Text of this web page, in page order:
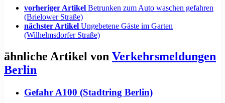
vorheriger Artikel Betrunken zum Auto waschen gefahren
(Brielower Straße)
nächster Artikel Ungebetene Gäste im Garten
(Wilhelmsdorfer Straße)
ähnliche Artikel von Verkehrsmeldungen
Berlin
Gefahr A100 (Stadtring Berlin)